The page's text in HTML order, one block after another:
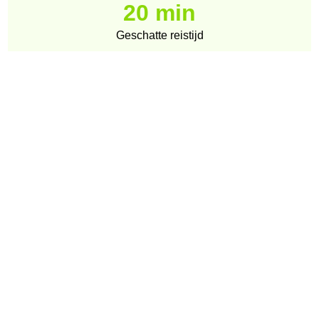
20 min
Geschatte reistijd